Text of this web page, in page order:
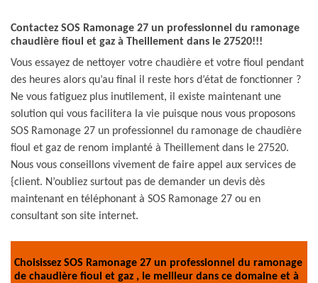
Contactez SOS Ramonage 27 un professionnel du ramonage
chaudière fioul et gaz à Theillement dans le 27520!!!
Vous essayez de nettoyer votre chaudière et votre fioul pendant
des heures alors qu’au final il reste hors d’état de fonctionner ?
Ne vous fatiguez plus inutilement, il existe maintenant une
solution qui vous facilitera la vie puisque nous vous proposons
SOS Ramonage 27 un professionnel du ramonage de chaudière
fioul et gaz de renom implanté à Theillement dans le 27520.
Nous vous conseillons vivement de faire appel aux services de
{client. N’oubliez surtout pas de demander un devis dès
maintenant en téléphonant à SOS Ramonage 27 ou en
consultant son site internet.
Choisissez SOS Ramonage 27 un professionnel du ramonage
de chaudière fioul et gaz , le meilleur dans ce domaine et à